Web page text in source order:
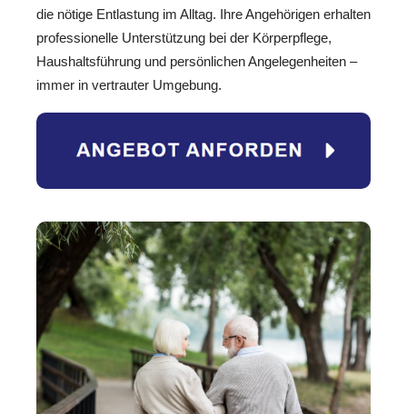
die nötige Entlastung im Alltag. Ihre Angehörigen erhalten
professionelle Unterstützung bei der Körperpflege,
Haushaltsführung und persönlichen Angelegenheiten –
immer in vertrauter Umgebung.